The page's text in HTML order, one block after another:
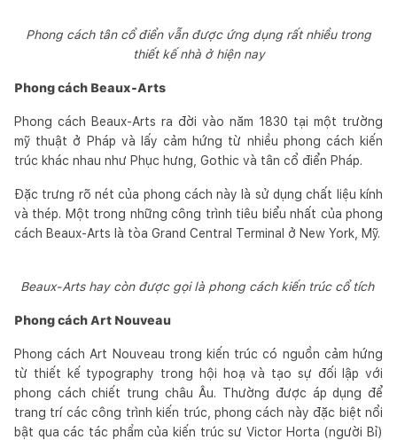
Phong cách tân cổ điển vẫn được ứng dụng rất nhiều trong
thiết kế nhà ở hiện nay
Phong cách Beaux-Arts
Phong cách Beaux-Arts ra đời vào năm 1830 tại một trường
mỹ thuật ở Pháp và lấy cảm hứng từ nhiều phong cách kiến
trúc khác nhau như Phục hưng, Gothic và tân cổ điển Pháp.
Đặc trưng rõ nét của phong cách này là sử dụng chất liệu kính
và thép. Một trong những công trình tiêu biểu nhất của phong
cách Beaux-Arts là tòa Grand Central Terminal ở New York, Mỹ.
Beaux-Arts hay còn được gọi là phong cách kiến trúc cổ tích
Phong cách Art Nouveau
Phong cách Art Nouveau trong kiến trúc có nguồn cảm hứng
từ thiết kế typography trong hội hoạ và tạo sự đối lập với
phong cách chiết trung châu Âu. Thường được áp dụng để
trang trí các công trình kiến trúc, phong cách này đặc biệt nổi
bật qua các tác phẩm của kiến trúc sư Victor Horta (người Bỉ)